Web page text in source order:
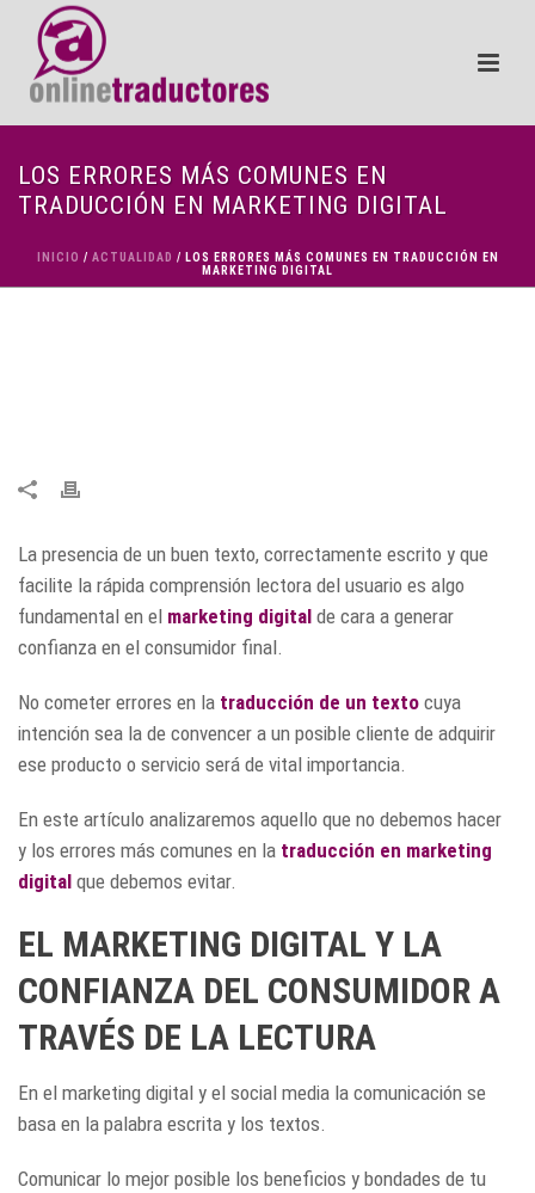
LOS ERRORES MÁS COMUNES EN
TRADUCCIÓN EN MARKETING DIGITAL
INICIO / ACTUALIDAD / LOS ERRORES MÁS COMUNES EN TRADUCCIÓN EN
MARKETING DIGITAL
La presencia de un buen texto, correctamente escrito y que
facilite la rápida comprensión lectora del usuario es algo
fundamental en el marketing digital de cara a generar
confianza en el consumidor final.
No cometer errores en la traducción de un texto cuya
intención sea la de convencer a un posible cliente de adquirir
ese producto o servicio será de vital importancia.
En este artículo analizaremos aquello que no debemos hacer
y los errores más comunes en la traducción en marketing
digital que debemos evitar.
EL MARKETING DIGITAL Y LA
CONFIANZA DEL CONSUMIDOR A
TRAVÉS DE LA LECTURA
En el marketing digital y el social media la comunicación se
basa en la palabra escrita y los textos.
Comunicar lo mejor posible los beneficios y bondades de tu